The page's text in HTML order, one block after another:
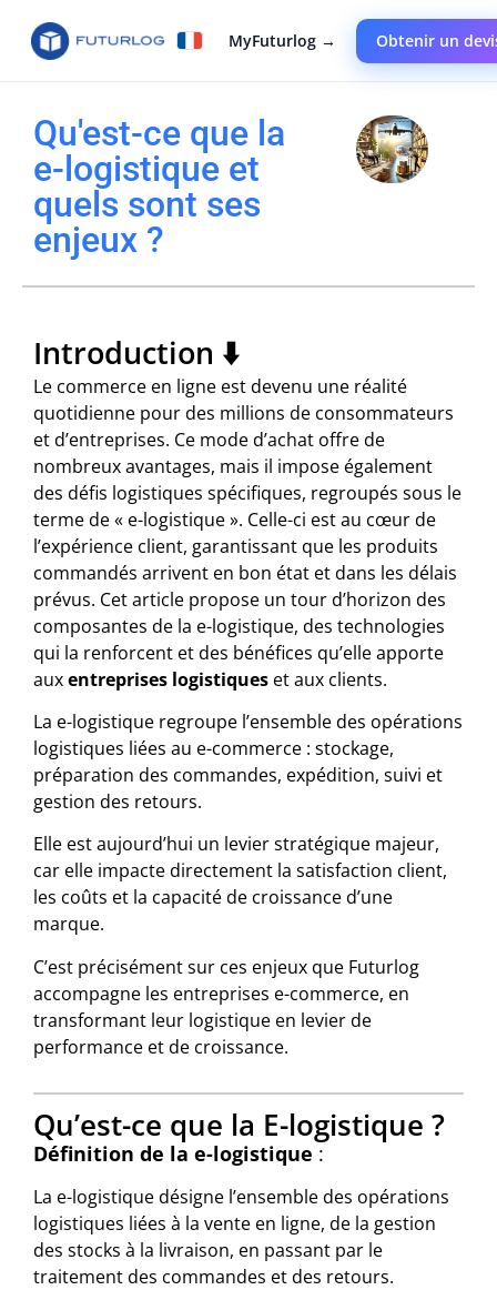
MyFuturlog → Obtenir un
Qu'est-ce que la
e-logistique et
quels sont ses
enjeux ?​
Introduction ⬇️
Le commerce en ligne est devenu une réalité
quotidienne pour des millions de consommateurs
et d’entreprises. Ce mode d’achat offre de
nombreux avantages, mais il impose également
des défis logistiques spécifiques, regroupés sous le
terme de « e-logistique ». Celle-ci est au cœur de
l’expérience client, garantissant que les produits
commandés arrivent en bon état et dans les délais
prévus. Cet article propose un tour d’horizon des
composantes de la e-logistique, des technologies
qui la renforcent et des bénéfices qu’elle apporte
auxentreprises logistiques et aux clients.
La e-logistique regroupe l’ensemble des opérations
logistiques liées au e-commerce : stockage,
préparation des commandes, expédition, suivi et
gestion des retours.
Elle est aujourd’hui un levier stratégique majeur,
car elle impacte directement la satisfaction client,
les coûts et la capacité de croissance d’une
marque.
C’est précisément sur ces enjeux que Futurlog
accompagne les entreprises e-commerce, en
transformant leur logistique en levier de
performance et de croissance.
Qu’est-ce que la E-logistique ?
Définition de la e-logistique :
La e-logistique désigne l’ensemble des opérations
logistiques liées à la vente en ligne, de la gestion
des stocks à la livraison, en passant par le
traitement des commandes et des retours.